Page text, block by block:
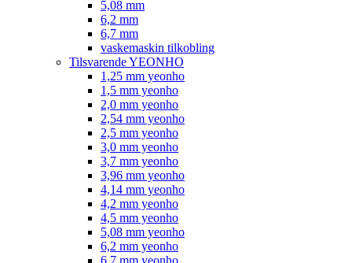
5,08 mm
6,2 mm
6,7 mm
vaskemaskin tilkobling
Tilsvarende YEONHO
1,25 mm yeonho
1,5 mm yeonho
2,0 mm yeonho
2,54 mm yeonho
2,5 mm yeonho
3,0 mm yeonho
3,7 mm yeonho
3,96 mm yeonho
4,14 mm yeonho
4,2 mm yeonho
4,5 mm yeonho
5,08 mm yeonho
6,2 mm yeonho
6,7 mm yeonho